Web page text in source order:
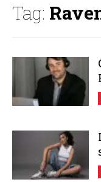
Tag: